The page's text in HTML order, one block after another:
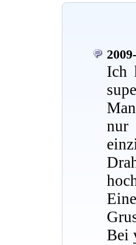
Ich
nur
Bei